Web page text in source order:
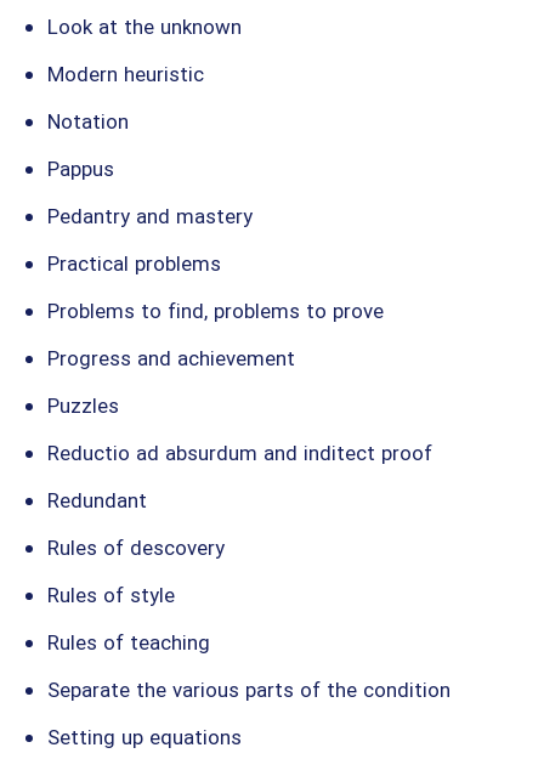
Look at the unknown
Modern heuristic
Notation
Pappus
Pedantry and mastery
Practical problems
Problems to find, problems to prove
Progress and achievement
Puzzles
Reductio ad absurdum and inditect proof
Redundant
Rules of descovery
Rules of style
Rules of teaching
Separate the various parts of the condition
Setting up equations